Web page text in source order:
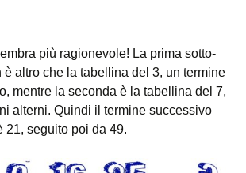
più ragionevole! La prima sotto-
altro che la tabellina del 3, un termine
mentre la seconda è la tabellina del 7,
alterni. Quindi il termine successivo
21, seguito poi da 49.